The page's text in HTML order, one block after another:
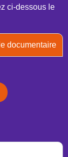
ci-dessous le
documentaire